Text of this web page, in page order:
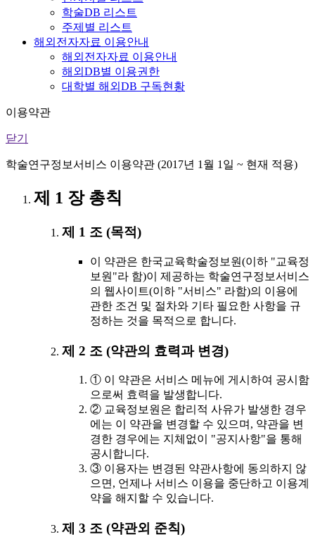
학술DB 리스트
주제별 리스트
해외전자자료 이용안내
해외전자자료 이용안내
해외DB별 이용권한
대학별 해외DB 구독현황
이용약관
닫기
학술연구정보서비스 이용약관 (2017년 1월 1일 ~ 현재 적용)
제 1 장 총칙
제 1 조 (목적)
이 약관은 한국교육학술정보원(이하 "교육정
보원"라 함)이 제공하는 학술연구정보서비스
의 웹사이트(이하 "서비스" 라함)의 이용에
관한 조건 및 절차와 기타 필요한 사항을 규
정하는 것을 목적으로 합니다.
제 2 조 (약관의 효력과 변경)
① 이 약관은 서비스 메뉴에 게시하여 공시함
으로써 효력을 발생합니다.
② 교육정보원은 합리적 사유가 발생한 경우
에는 이 약관을 변경할 수 있으며, 약관을 변
경한 경우에는 지체없이 "공지사항"을 통해
공시합니다.
③ 이용자는 변경된 약관사항에 동의하지 않
으면, 언제나 서비스 이용을 중단하고 이용계
약을 해지할 수 있습니다.
제 3 조 (약관외 준칙)